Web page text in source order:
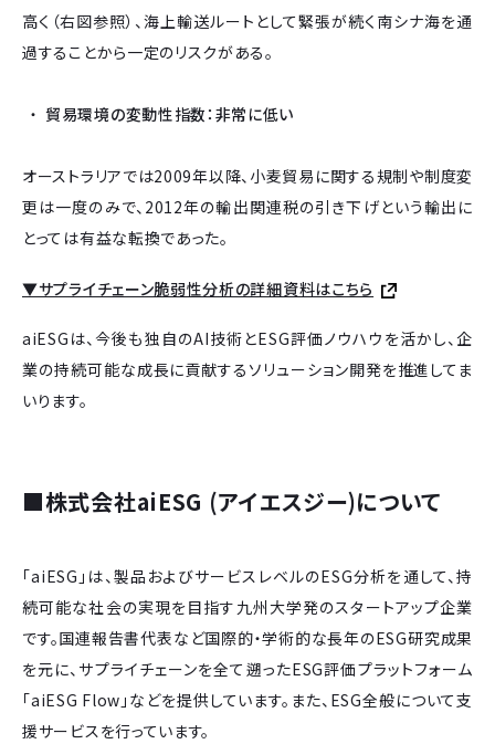
高く（右図参照）、海上輸送ルートとして緊張が続く南シナ海を通
過することから一定のリスクがある。
貿易環境の変動性指数：非常に低い
オーストラリアでは2009年以降、小麦貿易に関する規制や制度変
更は一度のみで、2012年の輸出関連税の引き下げという輸出に
とっては有益な転換であった。
▼サプライチェーン脆弱性分析の詳細資料はこちら
aiESGは、今後も独自のAI技術とESG評価ノウハウを活かし、企
業の持続可能な成長に貢献するソリューション開発を推進してま
いります。
■株式会社aiESG (アイエスジー)について
「aiESG」は、製品およびサービスレベルのESG分析を通して、持
続可能な社会の実現を目指す九州大学発のスタートアップ企業
です。国連報告書代表など国際的・学術的な長年のESG研究成果
を元に、サプライチェーンを全て遡ったESG評価プラットフォーム
「aiESG Flow」などを提供しています。また、ESG全般について支
援サービスを行っています。